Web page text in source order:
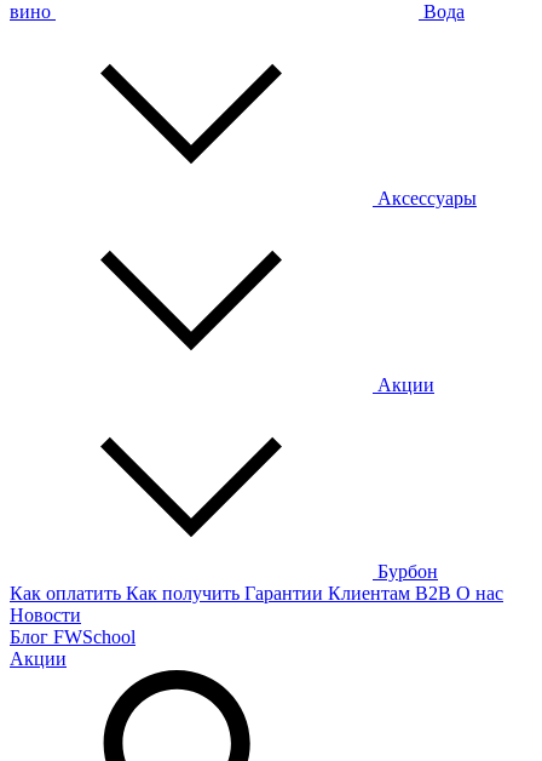
вино Вода
Аксессуары
Акции
Бурбон
Как оплатить Как получить Гарантии Клиентам B2B О нас
Новости
Блог FWSchool
Акции